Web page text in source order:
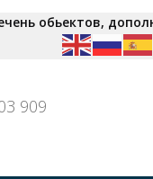
обьектов,
909